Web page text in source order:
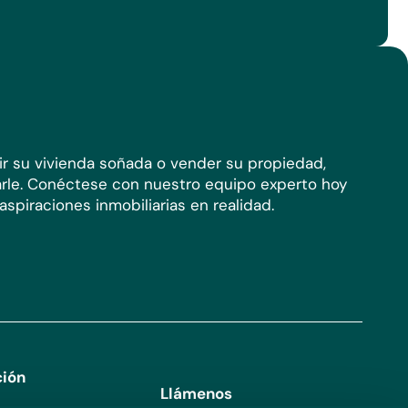
su vivienda soñada o vender su propiedad,
Conéctese con nuestro equipo experto hoy
inmobiliarias en realidad.
Llámenos